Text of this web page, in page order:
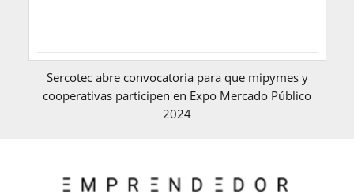
Sercotec abre convocatoria para que mipymes y
cooperativas participen en Expo Mercado Público
2024